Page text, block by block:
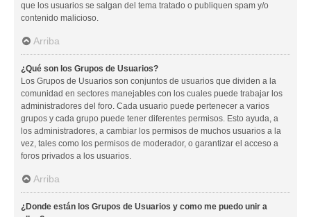
que los usuarios se salgan del tema tratado o publiquen spam y/o
contenido malicioso.
Arriba
¿Qué son los Grupos de Usuarios?
Los Grupos de Usuarios son conjuntos de usuarios que dividen a la
comunidad en sectores manejables con los cuales puede trabajar los
administradores del foro. Cada usuario puede pertenecer a varios
grupos y cada grupo puede tener diferentes permisos. Esto ayuda, a
los administradores, a cambiar los permisos de muchos usuarios a la
vez, tales como los permisos de moderador, o garantizar el acceso a
foros privados a los usuarios.
Arriba
¿Donde están los Grupos de Usuarios y como me puedo unir a